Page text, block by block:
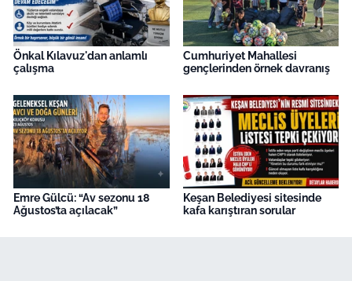
Önkal Kılavuz'dan anlamlı
çalışma
Cumhuriyet Mahallesi
gençlerinden örnek davranış
Emre Gülcü: “Av sezonu 18
Ağustos’ta açılacak”
Keşan Belediyesi sitesinde
kafa karıştıran sorular